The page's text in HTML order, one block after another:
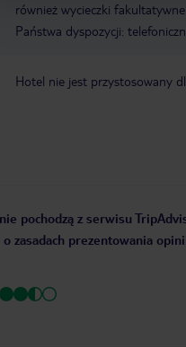
również wycieczki
Państwa dyspozycji:
Hotel nie jest przystosowany
pochodzą z serwisu
zasadach prezentowania